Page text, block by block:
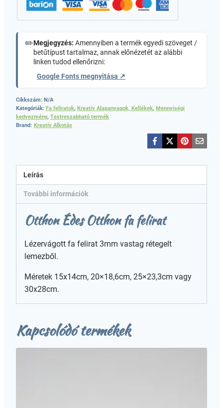
✏️Megjegyzés: Amennyiben a termék egyedi szöveget /
betűtípust tartalmaz, annak előnézetét az alábbi
linken tudod ellenőrizni:
Google Fonts megnyitása ↗
Cikkszám: N/A
Kategóriák: Fa feliratok, Kreatív Alapanyagok, Kellékek, Mennyiségi
kedvezmény, Testreszabható termék
Brand: Kreatív Alkotás
Leírás
További információk
Otthon Édes Otthon fa felirat
Lézervágott fa felirat 3mm vastag rétegelt
lemezből.
Méretek 15x14cm, 20×18,6cm, 25×23,3cm vagy
30x28cm.
Kapcsolódó termékek